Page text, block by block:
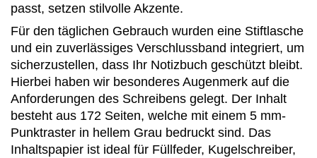
passt, setzen stilvolle Akzente.
Für den täglichen Gebrauch wurden eine Stiftlasche
und ein zuverlässiges Verschlussband integriert, um
sicherzustellen, dass Ihr Notizbuch geschützt bleibt.
Hierbei haben wir besonderes Augenmerk auf die
Anforderungen des Schreibens gelegt. Der Inhalt
besteht aus 172 Seiten, welche mit einem 5 mm-
Punktraster in hellem Grau bedruckt sind. Das
Inhaltspapier ist ideal für Füllfeder, Kugelschreiber,